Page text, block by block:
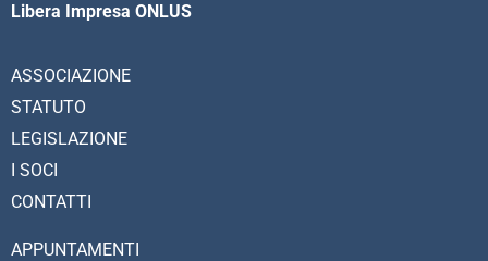
Libera Impresa ONLUS
ASSOCIAZIONE
STATUTO
LEGISLAZIONE
I SOCI
CONTATTI
APPUNTAMENTI